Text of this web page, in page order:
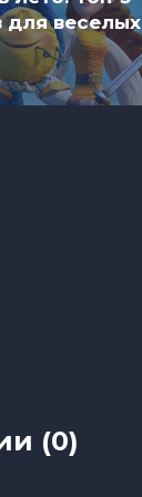
для веселых
(0)